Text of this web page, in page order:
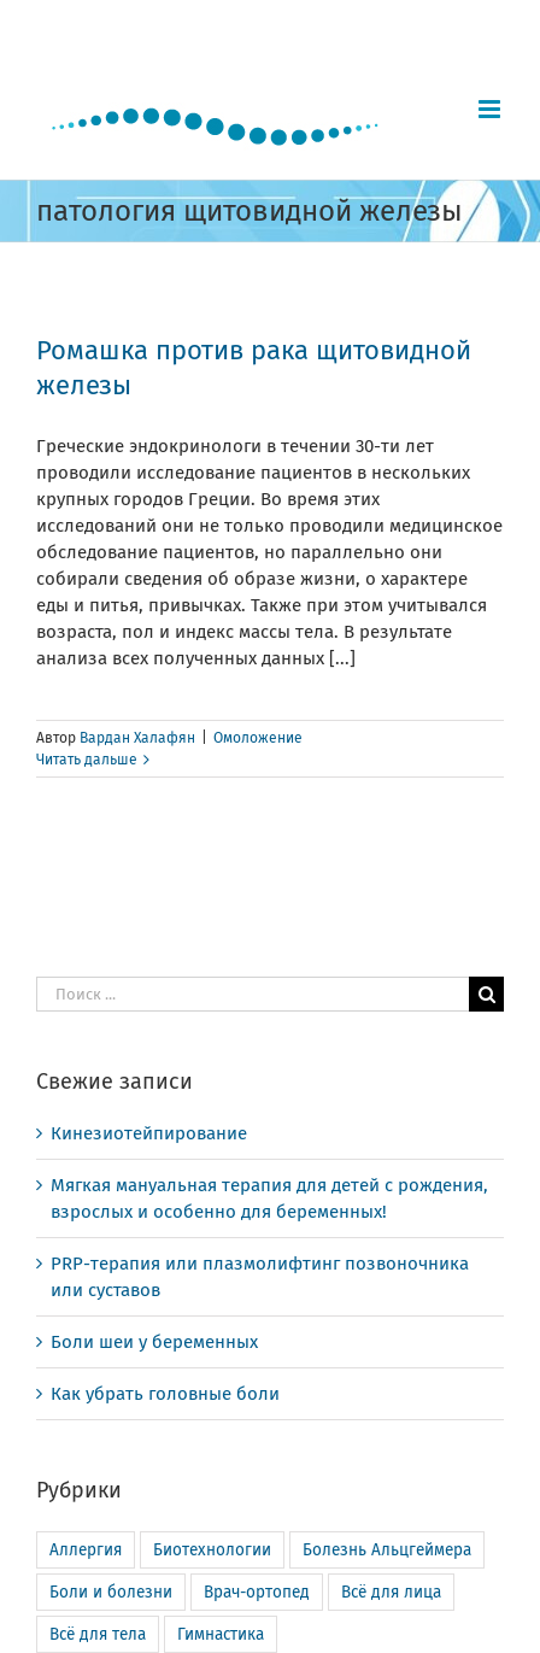
патология щитовидной железы
Ромашка против рака щитовидной
железы
Греческие эндокринологи в течении 30-ти лет
проводили исследование пациентов в нескольких
крупных городов Греции. Во время этих
исследований они не только проводили медицинское
обследование пациентов, но параллельно они
собирали сведения об образе жизни, о характере
еды и питья, привычках. Также при этом учитывался
возраста, пол и индекс массы тела. В результате
анализа всех полученных данных [...]
Автор Вардан Халафян
Омоложение
Читать дальше
Результат
поиска:
Свежие записи
Кинезиотейпирование
Мягкая мануальная терапия для детей с рождения,
взрослых и особенно для беременных!
PRP-терапия или плазмолифтинг позвоночника
или суставов
Боли шеи у беременных
Как убрать головные боли
Рубрики
Аллергия Биотехнологии Болезнь Альцгеймера
Боли и болезни Врач-ортопед Всё для лица
Всё для тела Гимнастика